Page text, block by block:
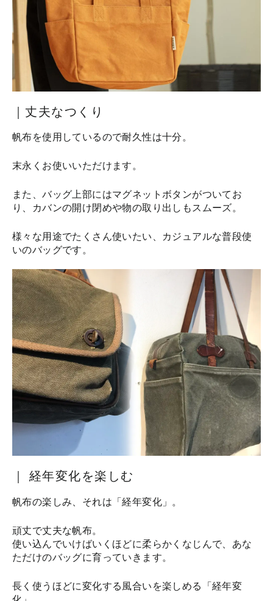
｜丈夫なつくり
帆布を使用しているので耐久性は十分。
末永くお使いいただけます。
また、バッグ上部にはマグネットボタンがついてお
り、カバンの開け閉めや物の取り出しもスムーズ。
様々な用途でたくさん使いたい、カジュアルな普段使
いのバッグです。
｜ 経年変化を楽しむ
帆布の楽しみ、それは「経年変化」。
頑丈で丈夫な帆布。
使い込んでいけばいくほどに柔らかくなじんで、あな
ただけのバッグに育っていきます。
長く使うほどに変化する風合いを楽しめる「経年変